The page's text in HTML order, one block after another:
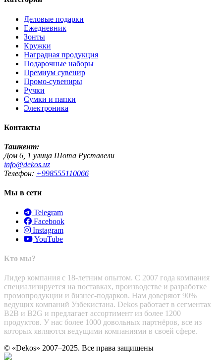
Деловые подарки
Ежедневник
Зонты
Кружки
Наградная продукция
Подарочные наборы
Премиум сувенир
Промо-сувениры
Ручки
Сумки и папки
Электроника
Контакты
Ташкент:
Дом 6, 1 улица Шота Руставели
info@dekos.uz
Телефон: +998555110066
Мы в сети
Telegram
Facebook
Instagram
YouTube
Кто мы?
Лидер компания с 18-летним опытом. С 2007 года компания
специализируется на поставках, производстве и разработке
промопродукции и бизнес-подарков. Нам доверяют 90%
ведущих компаний Узбекистана. Dekos работает в сегментах
B2B и B2G и предлагает ассортимент из более 1200
продуктов. У нас более 1000 довольных партнёров, все из
которых являются ведущими компаниями в своей сфере.
© «Dekos» 2007–2025. Все права защищены